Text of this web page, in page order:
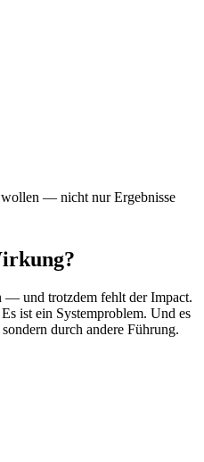
— nicht nur Ergebnisse
und trotzdem fehlt der Impact.
ist ein Systemproblem. Und es
durch andere Führung.